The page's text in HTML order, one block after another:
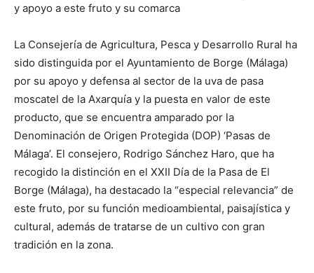
y apoyo a este fruto y su comarca
La Consejería de Agricultura, Pesca y Desarrollo Rural ha
sido distinguida por el Ayuntamiento de Borge (Málaga)
por su apoyo y defensa al sector de la uva de pasa
moscatel de la Axarquía y la puesta en valor de este
producto, que se encuentra amparado por la
Denominación de Origen Protegida (DOP) ‘Pasas de
Málaga’. El consejero, Rodrigo Sánchez Haro, que ha
recogido la distinción en el XXII Día de la Pasa de El
Borge (Málaga), ha destacado la “especial relevancia” de
este fruto, por su función medioambiental, paisajística y
cultural, además de tratarse de un cultivo con gran
tradición en la zona.